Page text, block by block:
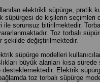
elektrikli süpürge, pratik
de kişilerin seçimleri
sorunsuz bitirilmektedir.
Toz torbalı
şekilde değiştirilmektedir.
süpürge modelleri
büyük alanları kısa sürede
Elektrik
toz torbalı süpürge